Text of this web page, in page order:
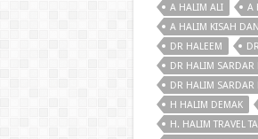
A HALIM ALI
A
A HALIM KISAH
DR HALEEM
DR HALIM SARDAR
DR HALIM SARDAR
H HALIM DEMAK
H. HALIM TRAVEL